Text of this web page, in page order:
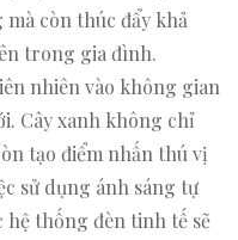
còn thúc đẩy khả
trong gia đình.
nhiên vào không gian
Cây xanh không chỉ
tạo điểm nhấn thú vị
sử dụng ánh sáng tự
hệ thống đèn tinh tế sẽ